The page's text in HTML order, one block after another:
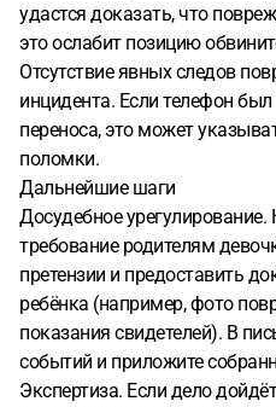
удастся доказать, что
это ослабит позицию
Отсутствие явных следов
инцидента. Если телефон
переноса, это может
поломки.
Дальнейшие шаги
Досудебное
требование родителям
претензии и предоставить
ребёнка (например, фото
показания свидетелей). В
событий и приложите
Экспертиза. Если дело